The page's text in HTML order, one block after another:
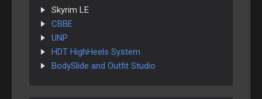
Skyrim LE
CBBE
UNP
HDT HighHeels System
BodySlide and Outfit Studio